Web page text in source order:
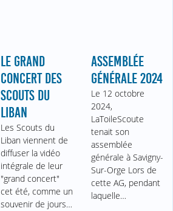
LE GRAND
CONCERT DES
SCOUTS DU
LIBAN
Les Scouts du
Liban viennent de
diffuser la vidéo
intégrale de leur
"grand concert"
cet été, comme un
souvenir de jours…
ASSEMBLÉE
GÉNÉRALE 2024
Le 12 octobre
2024,
LaToileScoute
tenait son
assemblée
générale à Savigny-
Sur-Orge Lors de
cette AG, pendant
laquelle…